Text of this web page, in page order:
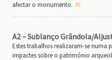
afectar o monumento.
A2 – Sublanço Grândola/
Estes trabalhos realizaram-se numa
impactes sobre o património